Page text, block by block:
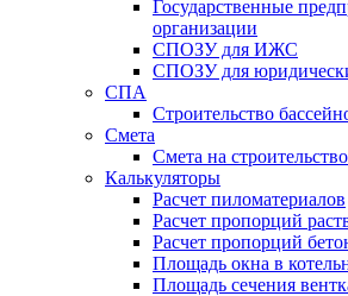
Государственные
организации
СПОЗУ для ИЖС
СПОЗУ для
СПА
Строительство
Смета
Смета на
Калькуляторы
Расчет пиломатериалов
Расчет пропорций
Расчет пропорций
Площадь окна в
Площадь сечения